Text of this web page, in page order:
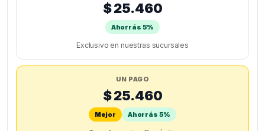
$ 25.460
Ahorrás 5%
Exclusivo en nuestras sucursales
UN PAGO
$ 25.460
Mejor Ahorrás 5%